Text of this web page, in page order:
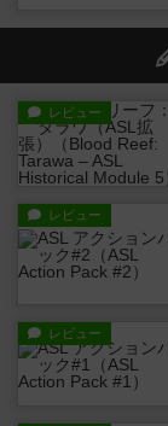
レビュー
レビュー
レビュー